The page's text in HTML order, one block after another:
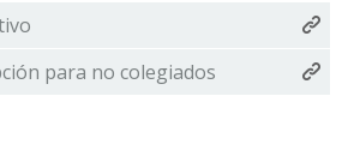
para no colegiados